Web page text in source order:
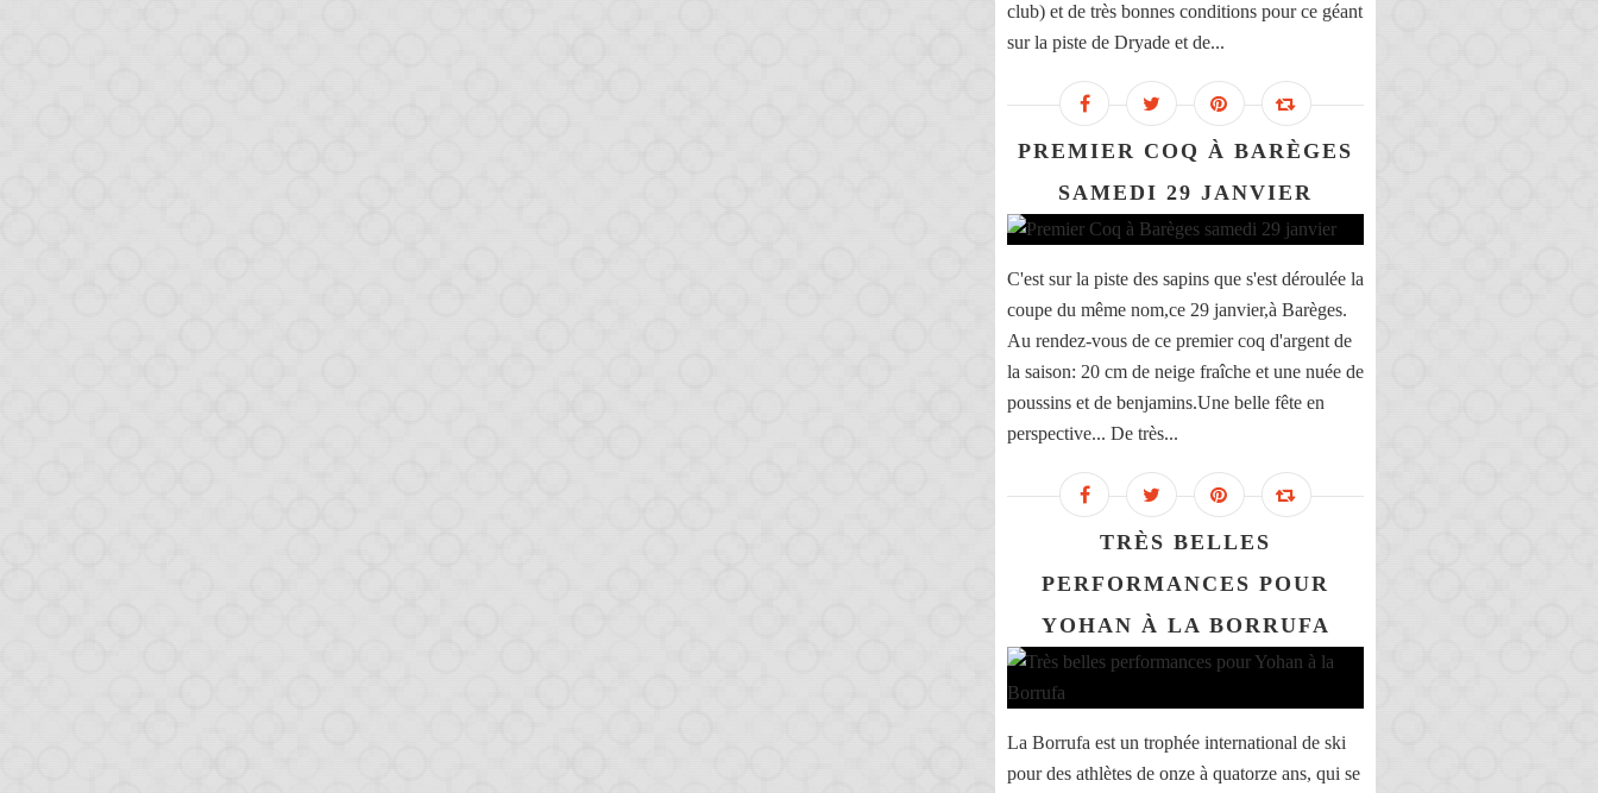
club) et de très bonnes conditions pour ce géant
sur la piste de Dryade et de...
PREMIER COQ À BARÈGES
SAMEDI 29 JANVIER
C'est sur la piste des sapins que s'est déroulée la
coupe du même nom,ce 29 janvier,à Barèges.
Au rendez-vous de ce premier coq d'argent de
la saison: 20 cm de neige fraîche et une nuée de
poussins et de benjamins.Une belle fête en
perspective... De très...
TRÈS BELLES
PERFORMANCES POUR
YOHAN À LA BORRUFA
La Borrufa est un trophée international de ski
pour des athlètes de onze à quatorze ans, qui se